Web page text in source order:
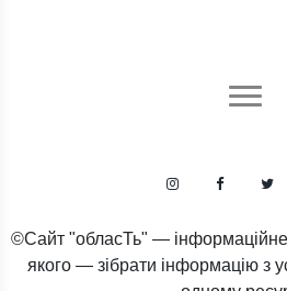
©Сайт "обласТь" — інформаційне
якого — зібрати інформацію з